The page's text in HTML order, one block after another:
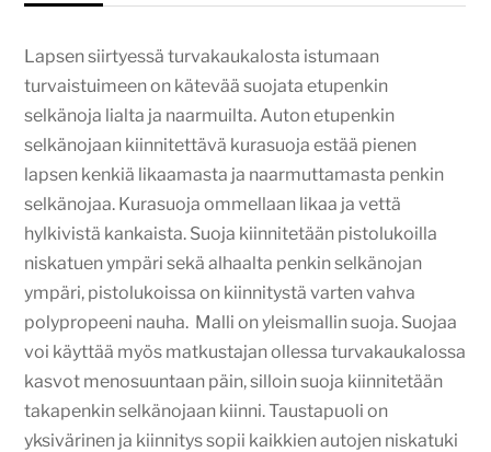
Lapsen siirtyessä turvakaukalosta istumaan
turvaistuimeen on kätevää suojata etupenkin
selkänoja lialta ja naarmuilta. Auton etupenkin
selkänojaan kiinnitettävä kurasuoja estää pienen
lapsen kenkiä likaamasta ja naarmuttamasta penkin
selkänojaa. Kurasuoja ommellaan likaa ja vettä
hylkivistä kankaista. Suoja kiinnitetään pistolukoilla
niskatuen ympäri sekä alhaalta penkin selkänojan
ympäri, pistolukoissa on kiinnitystä varten vahva
polypropeeni nauha. Malli on yleismallin suoja. Suojaa
voi käyttää myös matkustajan ollessa turvakaukalossa
kasvot menosuuntaan päin, silloin suoja kiinnitetään
takapenkin selkänojaan kiinni. Taustapuoli on
yksivärinen ja kiinnitys sopii kaikkien autojen niskatuki